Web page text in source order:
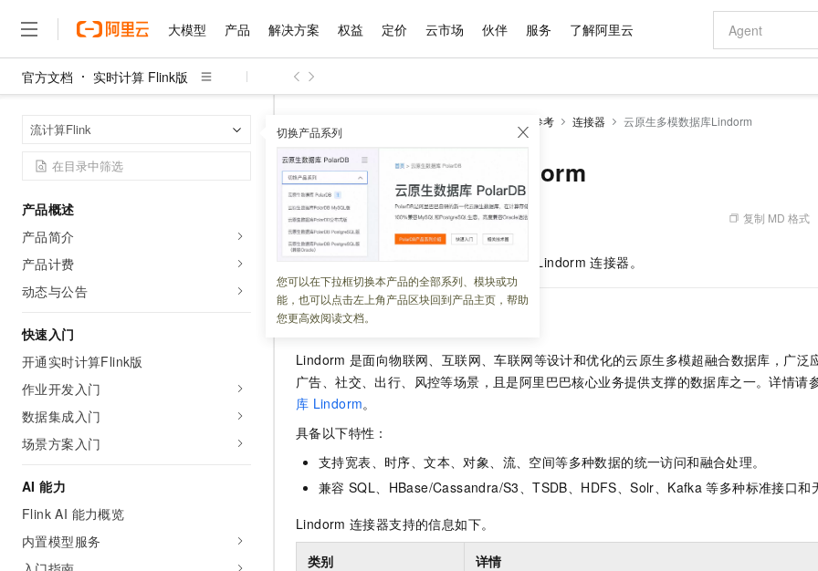
大模型 产品 解决方案 权益 定价 云市场 伙伴 服务 了解阿里云
官方文档 实时计算 Flink版
流计算Flink 切换产品系列
您可以在下拉框切换本产品的全部系列、模块或功
能，也可以点击左上角产品区块回到产品主页，帮助
您更高效阅读文档。
产品概述
产品简介
产品计费
动态与公告
快速入门
开通实时计算Flink版
作业开发入门
数据集成入门
场景方案入门
AI 能力
Flink AI 能力概览
内置模型服务
开发参考 连接器 云原生多模数据库Lindorm
云原生多模数据库Lindorm
更新时间： 2025-10-14 05:47:34 复制 MD 格式
Lindorm 连接器。
背景信息
Lindorm 是面向物联网、互联网、车联网等设计和优化的云原生多模超融合数据库，广泛
广告、社交、出行、风控等场景，且是阿里巴巴核心业务提供支撑的数据库之一。详情请
库 Lindorm。
具备以下特性：
支持宽表、时序、文本、对象、流、空间等多种数据的统一访问和融合处理。
兼容 SQL、HBase/Cassandra/S3、TSDB、HDFS、Solr、Kafka 等多种标准接口和
Lindorm 连接器支持的信息如下。
类别 详情
大模型
大模型
文本生成
Qwen3.8-Max HOT
智能体时代全能旗舰模型
能看、能想、能动手的多模态智能体模型
Qwen3-VL-Plus
Kimi 最新旗舰模型，长程编程与推理利器
旗舰 MoE 大模型，百万上下文与顶尖推理能力 图生视频，流
Wan2.7-T2V
大模型服务
千问AI平台-Token Plan NEW
个人版上线、团队版降价；千问3.8-Max首发发尝鲜
AI 应用构建
丰富多元化的应用模版和解决方案
大模型原
面向真实软件
产品
精选产品
人工智能与机器学习
存储
网络与CDN
安全
数据库
大数据计算
精选产品
大模型服务平台百炼
大模型服务与应用平台
千问大模型
多元化、高性能、安全可靠的大模型服务
无影云电脑
随时随地安全接入的云上超级电脑
云解析DNS
云原生大数据计算服务 MaxCompute
面向分析的企业级SaaS模式云数据仓库
域名与网站
对象存储 OSS
人工智能平台 PAI 大模型
一站式AI开发、训练和推理服务
Qoder CN
容器服务 Kubernetes 版 ACK
提供一站式管理容器应用的 K8s 服务
云防火墙
云原生的云上
解决方案
精选解决方案
AI
现代化应用
安全
网络
上云与迁云
企业出海
精选解决方案
睿译宝，AI翻译排版一步到位
上传文档即自动完成翻译和格式还原
GLM-5.2：长任务时代开源旗舰模型
真正可用的 1M 上下文,一次完成代码全链路开发
Hermes Agent，打造自进化智能体
自主进化，持久记忆，越用越聪明
快速拥有专属 OpenClaw
即刻拥有 DeepSeek-V4-Pro
轻松解锁专属 DeepSeek-V4-Pro
5 分钟轻松部署专属 QwenPaw
Claude Code + GStack 打造工程团队
一键购买专属
权益 普惠上云
普惠上云 官方力荐
云服务器38元/年起，超值低价云产品抢先购
官方推荐返现计划
推荐新用户得奖励，单订单最高返9万
云工开物
高校专属算力普惠，学生认证享300元代金券
免费试用
解决方案免费试用 新老同享
最高领取价值200元试用点，立即开启云上创新
AI 产品 免费试用
1亿+ 大模型 tokens 和 30+ 款产品免费体验
140+云产品 免费试用
产品新客免费试用，最长12个月
大模型ACA认证体验
助力企业全员 AI 认知与能力提升
AI 特惠
智启 AI 普惠权益
阿里云 OPC 创新助力计划
至高百万元 Token 补贴，加速一人公司成长
Token Plan 模型订阅计划
Qwen3.8-Max 首发尝鲜，限时加量 10 倍，夜间低至2折
千问办公，限时限量积分加倍
万小智 AI 建站低至 15元/月
送.CN域名，送备案服务码
AI 场景体
从图文生成到
AI 短剧/漫剧
AI助力短剧漫
智能客服
自动承接线索
定价 产品定价
了解云产品的定价详情
云上成本管理
管理和优化成本
价格计算器
自助选配和估算价格
价格优势
推动算力普惠，释放技术红利
配置报价
云市场 精选商城
网站建设
多端小程序
Salesforce 国际版订阅
友盟天域
观测云
Tuya 物联网平台阿里云版
电子合同
畅捷通
Tableau 订阅
AI空中课堂在线直播课堂（旗舰版）
生态解决方案
行业生态解决方案
数据与 API
数据集
手机三要素
身份实名认证
短信
OCR 文字识别
发票查验
快递物流查询
ERP
CRM
基础软件
WordPress
SUSE
伙伴 成为销售伙伴
分销伙伴
咨询伙伴
销售伙伴合作计划
Salesforce On Alibaba Cloud
Consulting Partner 合作计划
成为产品伙伴
产品生态集成认证中心
产品生态伙伴
产品生态伙伴工作台
产品伙伴
成为服务
服务 售前咨询
在线服务
售后服务
自助服务
工单服务
短信专区
企业增值服务
企业支持计划
专家技术服务
企业增值服务台
企业成长
服务实践
阿里云认证
了解阿里云 为什么选择阿里云
什么是云计算
技术领先
稳定可靠
安全合规
分析师报告
研究报告与白皮书
天池大赛
AI 算法大赛
云开发大赛
入门学习赛
最佳实践
云上春晚
云上奥运之旅
云栖战略参考
云上的中国
看见新力量
金融模力时刻
市场活动
高校合作